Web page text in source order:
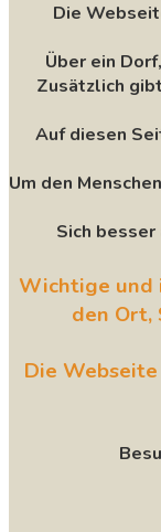
Die
Über ein
Zusätzlich
Auf diesen
Um den
Sich
Wichtige und
den Ort,
Die